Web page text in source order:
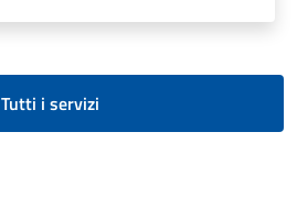
Tutti i servizi